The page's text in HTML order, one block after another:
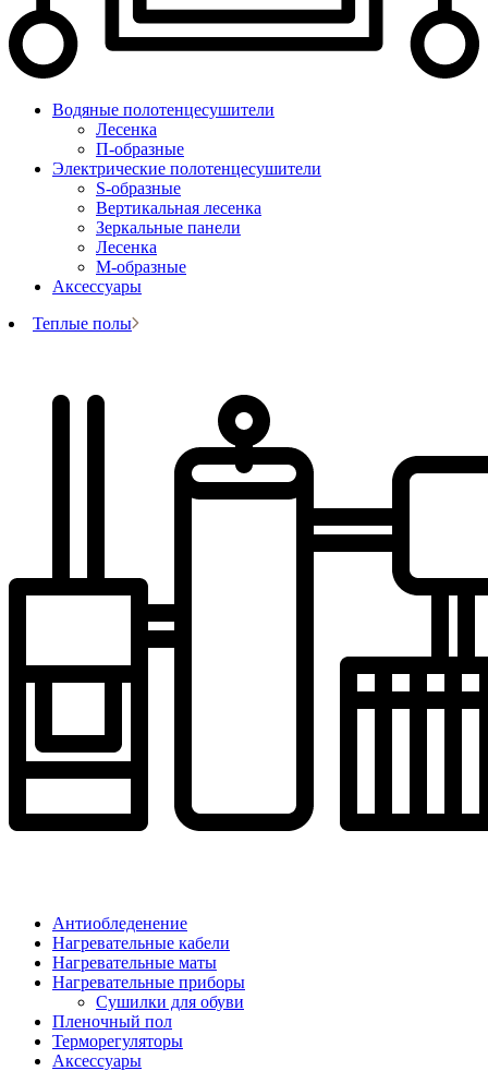
Водяные полотенцесушители
Лесенка
П-образные
Электрические полотенцесушители
S-образные
Вертикальная лесенка
Зеркальные панели
Лесенка
М-образные
Аксессуары
Теплые полы
Антиобледенение
Нагревательные кабели
Нагревательные маты
Нагревательные приборы
Сушилки для обуви
Пленочный пол
Терморегуляторы
Аксессуары